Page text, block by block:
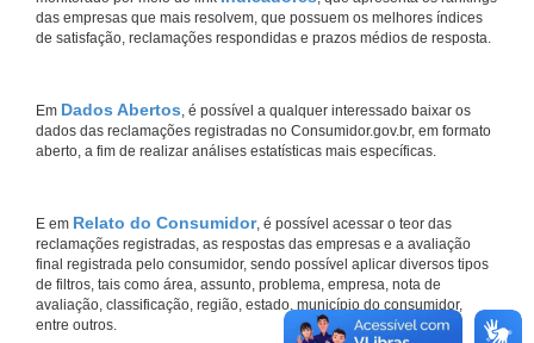
das empresas que mais resolvem, que possuem os melhores índices
de satisfação, reclamações respondidas e prazos médios de resposta.
Em Dados Abertos, é possível a qualquer interessado baixar os
dados das reclamações registradas no Consumidor.gov.br, em formato
aberto, a fim de realizar análises estatísticas mais específicas.
E em Relato do Consumidor, é possível acessar o teor das
reclamações registradas, as respostas das empresas e a avaliação
final registrada pelo consumidor, sendo possível aplicar diversos tipos
de filtros, tais como área, assunto, problema, empresa, nota de
avaliação, classificação, região, estado, município do consumidor,
entre outros.